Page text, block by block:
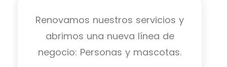
Renovamos nuestros servicios y
abrimos una nueva línea de
negocio: Personas y mascotas.